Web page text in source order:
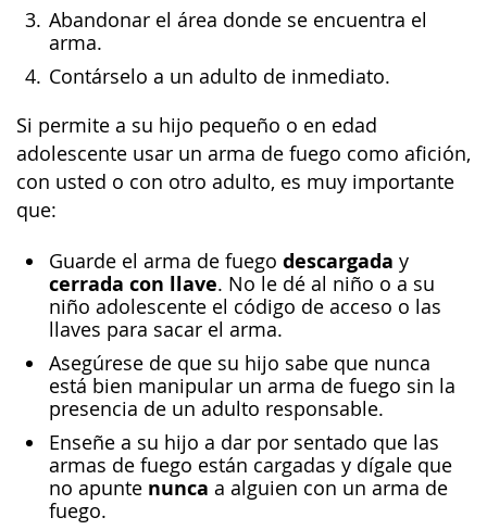
Abandonar el área donde se encuentra el
arma.
Contárselo a un adulto de inmediato.
Si permite a su hijo pequeño o en edad
adolescente usar un arma de fuego como afición,
con usted o con otro adulto, es muy importante
que:
Guarde el arma de fuego descargada y
cerrada con llave. No le dé al niño o a su
niño adolescente el código de acceso o las
llaves para sacar el arma.
Asegúrese de que su hijo sabe que nunca
está bien manipular un arma de fuego sin la
presencia de un adulto responsable.
Enseñe a su hijo a dar por sentado que las
armas de fuego están cargadas y dígale que
no apunte nunca a alguien con un arma de
fuego.